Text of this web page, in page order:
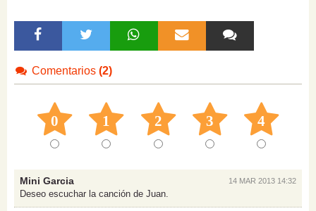
Comentarios (2)
0 1 2 3 4
14 MAR 2013 14:32
Mini Garcia
Deseo escuchar la canción de Juan.